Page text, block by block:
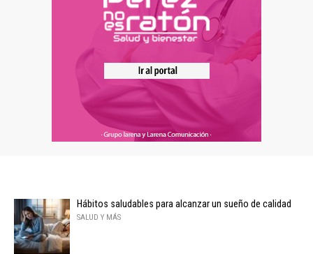
Hábitos saludables para alcanzar un sueño de calidad
SALUD Y MÁS